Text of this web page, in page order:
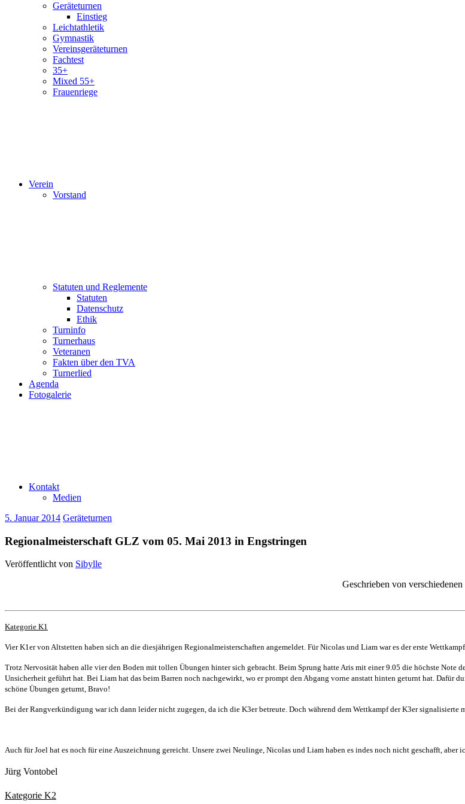
Geräteturnen
Einstieg
Leichtathletik
Gymnastik
Vereinsgeräteturnen
Fachtest
35+
Mixed 55+
Frauenriege
Verein
Vorstand
Statuten und Reglemente
Statuten
Datenschutz
Ethik
Turninfo
Turnerhaus
Veteranen
Fakten über den TVA
Turnerlied
Agenda
Fotogalerie
Kontakt
Medien
5. Januar 2014 Geräteturnen
Regionalmeisterschaft GLZ vom 05. Mai 2013 in Engstringen
Veröffentlicht von Sibylle
Geschrieben von verschiedenen
Kategorie K1
Vier K1er von Altstetten haben sich an die dies­jährigen Regionalmeisterschaften angemeldet. Für Nicolas und Liam war es der erste
Trotz Nervosität haben alle vier den Boden mit tollen Übungen hinter sich gebracht. Beim Sprung hatte Aris mit einer 9.05 die höchste Note
Unsicherheit geführt hat. Bei Liam hat das beim Barren noch nachgewirkt, wo er prompt den Abgang vorne anstatt hinten geturnt hat. Dafür
schöne Übungen geturnt, Bravo!
Bei der Rangverkündigung war ich dann leider nicht zugegen, da ich die K3er betreute. Doch während dem Wettkampf der K3er signalisierte
Auch für Joel hat es noch für eine Auszeichnung gereicht. Unsere zwei Neulinge, Nicolas und Liam haben es indes noch nicht geschafft,
Jürg Vontobel
Kategorie K2